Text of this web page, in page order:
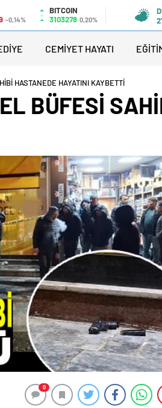
-0,14%
BITCOIN
3103278 0,20%
CEMİYET HAYATI
HASTANEDE HAYATINI KAYBETTİ
BÜFESİ
0